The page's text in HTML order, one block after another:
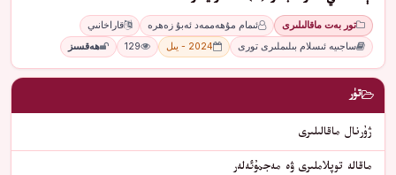
تور بەت ماقالىلىرى ئىمام مۇھەممەد ئەبۇ زەھرە
قاراخانىي
ساجىيە ئىسلام بىلىملىرى تورى
2024 - يىل 129 ھەقسىز
تۈر
ژۇرنال ماقالىلىرى
ماقالە توپلاملىرى ۋە مەجمۇئەلەر